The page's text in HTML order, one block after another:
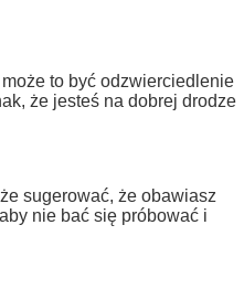
to być odzwierciedlenie
że jesteś na dobrej drodze
sugerować, że obawiasz
nie bać się próbować i